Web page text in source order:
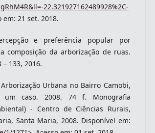
22.321927162489928%2C-
em: 21 set. 2018.
e preferência popular por
composição da arborização de ruas.
133, 2016.
Urbana no Bairro Camobi,
caso. 2008. 74 f. Monografia
- Centro de Ciências Rurais,
Santa Maria, 2008. Disponível em: